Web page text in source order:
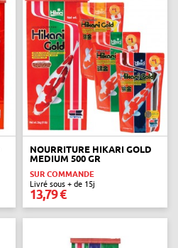
NOURRITURE HIKARI GOLD
MEDIUM 500 GR
SUR COMMANDE
Livré sous + de 15j
13,79 €